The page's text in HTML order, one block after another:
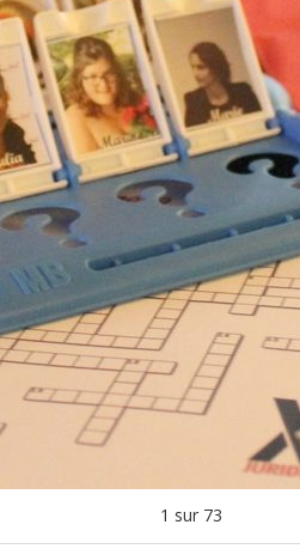
1 sur 73